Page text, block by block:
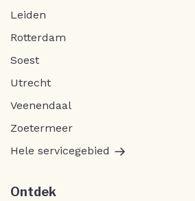
Leiden
Rotterdam
Soest
Utrecht
Veenendaal
Zoetermeer
Hele servicegebied
Ontdek